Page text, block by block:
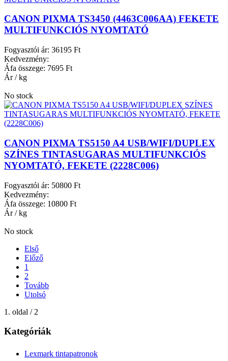
CANON PIXMA TS3450 (4463C006AA) FEKETE
MULTIFUNKCIÓS NYOMTATÓ
Fogyasztói ár: 36195 Ft
Kedvezmény:
Áfa összege: 7695 Ft
Ár / kg
No stock
CANON PIXMA TS5150 A4 USB/WIFI/DUPLEX
SZÍNES TINTASUGARAS MULTIFUNKCIÓS
NYOMTATÓ, FEKETE (2228C006)
Fogyasztói ár: 50800 Ft
Kedvezmény:
Áfa összege: 10800 Ft
Ár / kg
No stock
Első
Előző
1
2
Tovább
Utolsó
1. oldal / 2
Kategóriák
Lexmark tintapatronok